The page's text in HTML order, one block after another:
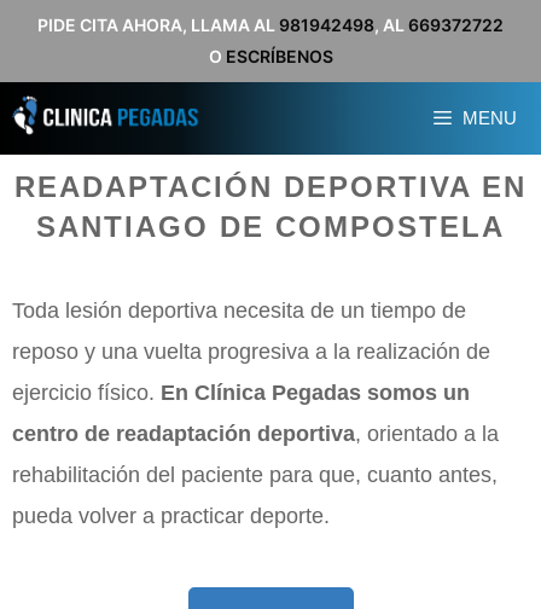
Saltar
contenido
PIDE CITA AHORA, LLAMA AL 981942498, AL 669372722
O ESCRÍBENOS
MENU
READAPTACIÓN DEPORTIVA EN
SANTIAGO DE COMPOSTELA
Toda lesión deportiva necesita de un tiempo de
reposo y una vuelta progresiva a la realización de
ejercicio físico. En Clínica Pegadas somos un
centro de readaptación deportiva, orientado a la
rehabilitación del paciente para que, cuanto antes,
pueda volver a practicar deporte.